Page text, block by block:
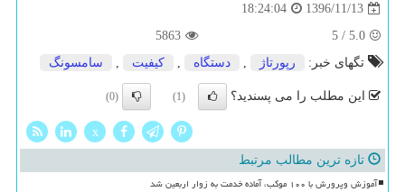
1396/11/13
18:24:04
5.0
/
5
5863
تگهای خبر:
رپورتاژ , دستگاه , كیفیت , سامسونگ
این مطلب را می پسندید؟ (1)
(0)
x
تازه ترین مطالب مرتبط
آموزش وپرورش با ۱۰۰ موکب، آماده خدمت به زوار اربعین شد